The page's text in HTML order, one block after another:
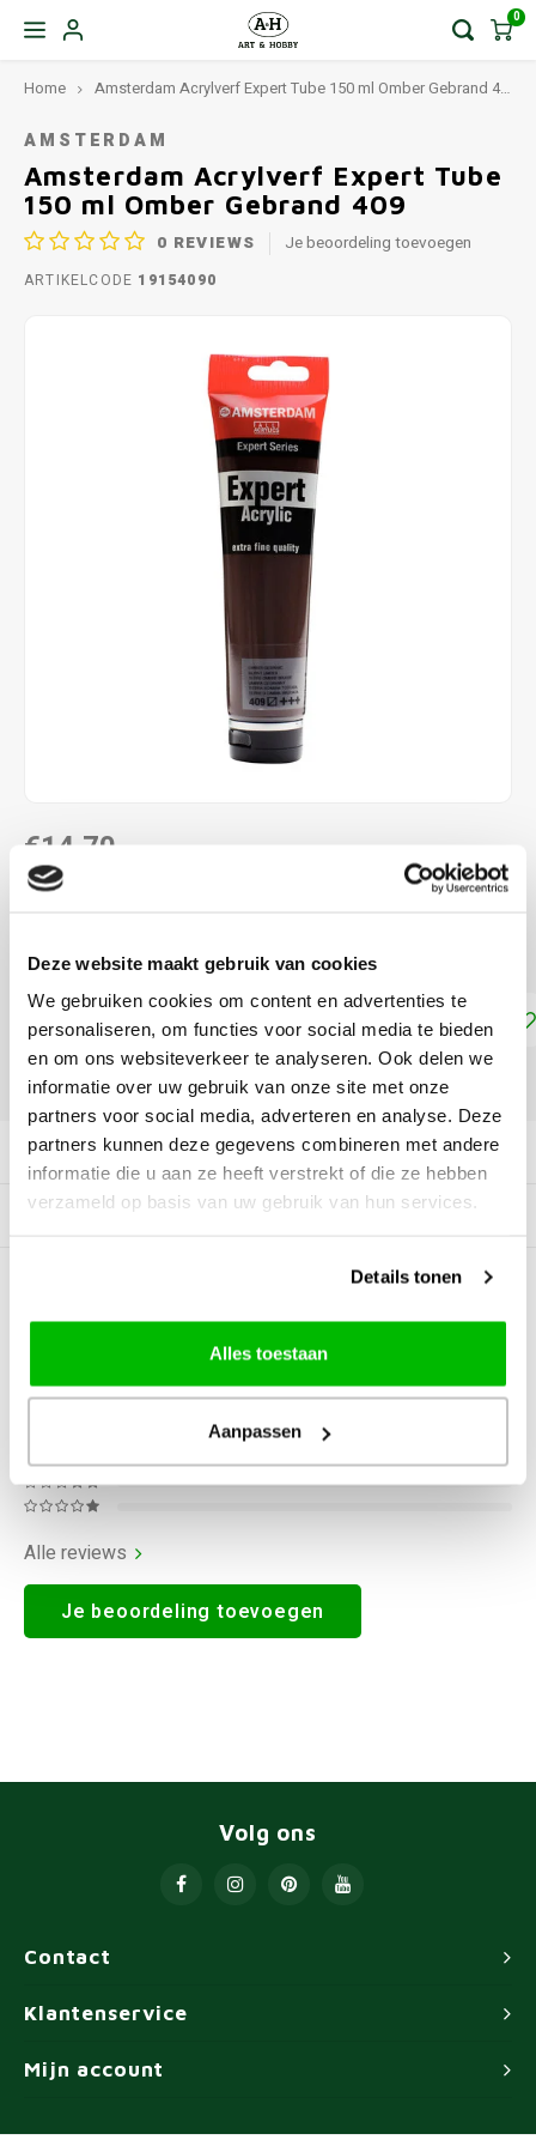
Deze website maakt gebruik van cookies
We gebruiken cookies om content en advertenties te
personaliseren, om functies voor social media te bieden
en om ons websiteverkeer te analyseren. Ook delen we
informatie over uw gebruik van onze site met onze
partners voor social media, adverteren en analyse. Deze
partners kunnen deze gegevens combineren met andere
informatie die u aan ze heeft verstrekt of die ze hebben
verzameld op basis van uw gebruik van hun services.
Details tonen
Alles toestaan
Aanpassen
0
Home Amsterdam Acrylverf Expert Tube 150 ml Omber Gebrand 409
AMSTERDAM
Amsterdam Acrylverf Expert Tube
150 ml Omber Gebrand 409
0 REVIEWS Je beoordeling toevoegen
ARTIKELCODE 19154090
€14,70
DIRECT LEVERBAAR
Omber Gebrand 409 Lees meer
Toevoegen aan winkelwagen
DELEN:
Productomschrijving
Gerelateerde producten
BEOORDELINGEN
Alle reviews
Je beoordeling toevoegen
Contact
Volg ons
Klantenservice
Mijn account